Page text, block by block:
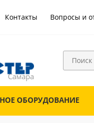
Контакты Вопросы и
ОБОРУДОВАНИЕ